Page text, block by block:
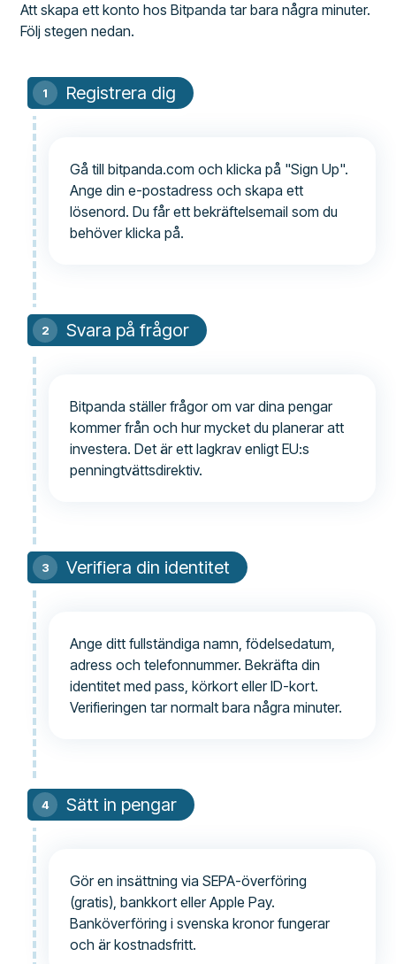
Att skapa ett konto hos Bitpanda tar bara några minuter.
Följ stegen nedan.
Registrera dig
Gå till bitpanda.com och klicka på "Sign Up".
Ange din e-postadress och skapa ett
lösenord. Du får ett bekräftelsemail som du
behöver klicka på.
Svara på frågor
Bitpanda ställer frågor om var dina pengar
kommer från och hur mycket du planerar att
investera. Det är ett lagkrav enligt EU:s
penningtvättsdirektiv.
Verifiera din identitet
Ange ditt fullständiga namn, födelsedatum,
adress och telefonnummer. Bekräfta din
identitet med pass, körkort eller ID-kort.
Verifieringen tar normalt bara några minuter.
Sätt in pengar
Gör en insättning via SEPA-överföring
(gratis), bankkort eller Apple Pay.
Banköverföring i svenska kronor fungerar
och är kostnadsfritt.